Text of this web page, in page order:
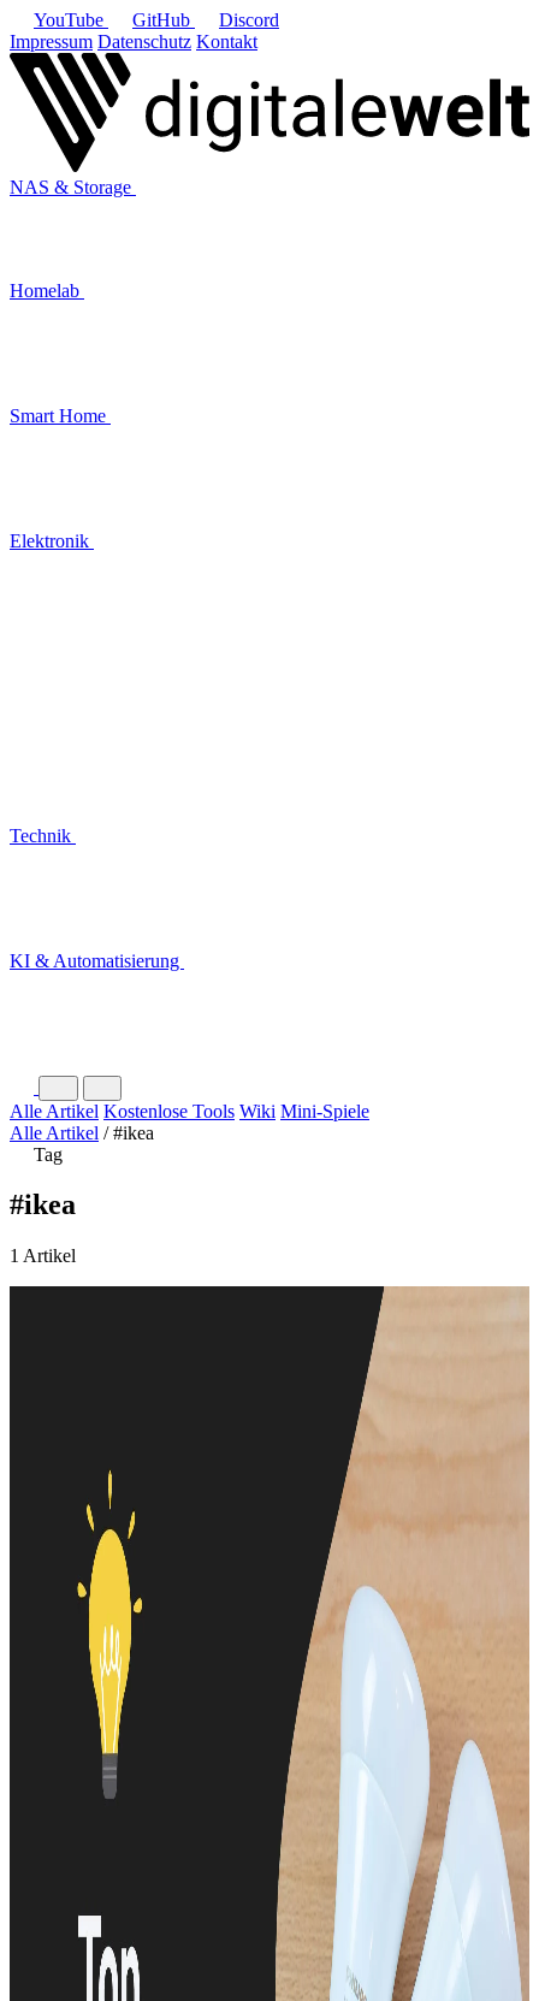
YouTube GitHub
Discord
Impressum Datenschutz Kontakt
NAS & Storage
Homelab
Smart Home
Elektronik
Technik
KI & Automatisierung
Alle Artikel Kostenlose Tools Wiki Mini-Spiele
Alle Artikel / #ikea
Tag
#ikea
1 Artikel